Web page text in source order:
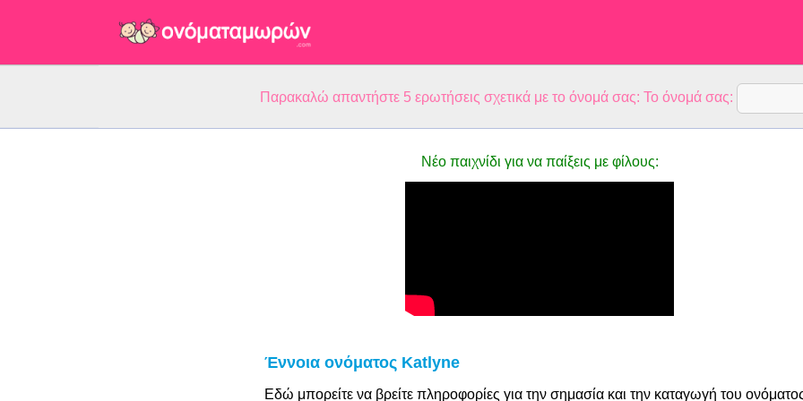
Παρακαλώ απαντήστε 5 ερωτήσεις σχετικά με το όνομά σας: Το όνομά σας:
Νέο παιχνίδι για να παίξεις με φίλους:
Έννοια ονόματος Katlyne
Εδώ μπορείτε να βρείτε πληροφορίες για την σημασία και την καταγωγή του